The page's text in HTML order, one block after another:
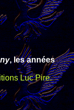
, les années
Luc Pire.